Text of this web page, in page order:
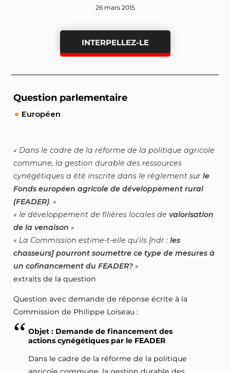
26 mars 2015
INTERPELLEZ-LE
Question parlementaire
Européen
Dans le cadre de la réforme de la politique agricole
commune, la gestion durable des ressources
cynégétiques a été inscrite dans le règlement surle
Fonds européen agricole de développement rural
(FEADER).
le développement de filières locales devalorisation
de la venaison
La Commission estime-t-elle qu'ils [ndr :les
chasseurs] pourront soumettre ce type de mesures à
un cofinancement du FEADER?
extraits de la question
Question avec demande de réponse écrite à la
Commission de Philippe Loiseau :
Objet : Demande de financement des
actions cynégétiques par le FEADER
Dans le cadre de la réforme de la politique